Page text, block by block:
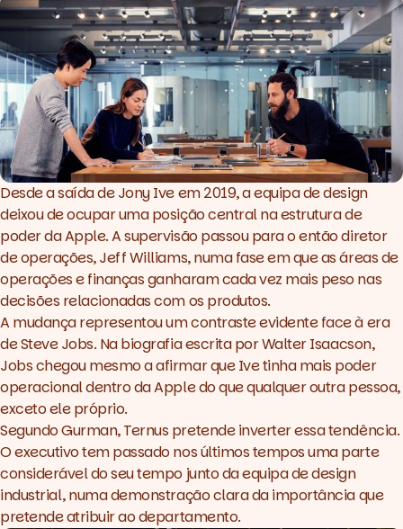
Desde a saída de Jony Ive em 2019, a equipa de design
deixou de ocupar uma posição central na estrutura de
poder da Apple. A supervisão passou para o então diretor
de operações, Jeff Williams, numa fase em que as áreas de
operações e finanças ganharam cada vez mais peso nas
decisões relacionadas com os produtos.
A mudança representou um contraste evidente face à era
de Steve Jobs. Na biografia escrita por Walter Isaacson,
Jobs chegou mesmo a afirmar que Ive tinha mais poder
operacional dentro da Apple do que qualquer outra pessoa,
exceto ele próprio.
Segundo Gurman, Ternus pretende inverter essa tendência.
O executivo tem passado nos últimos tempos uma parte
considerável do seu tempo junto da equipa de design
industrial, numa demonstração clara da importância que
pretende atribuir ao departamento.